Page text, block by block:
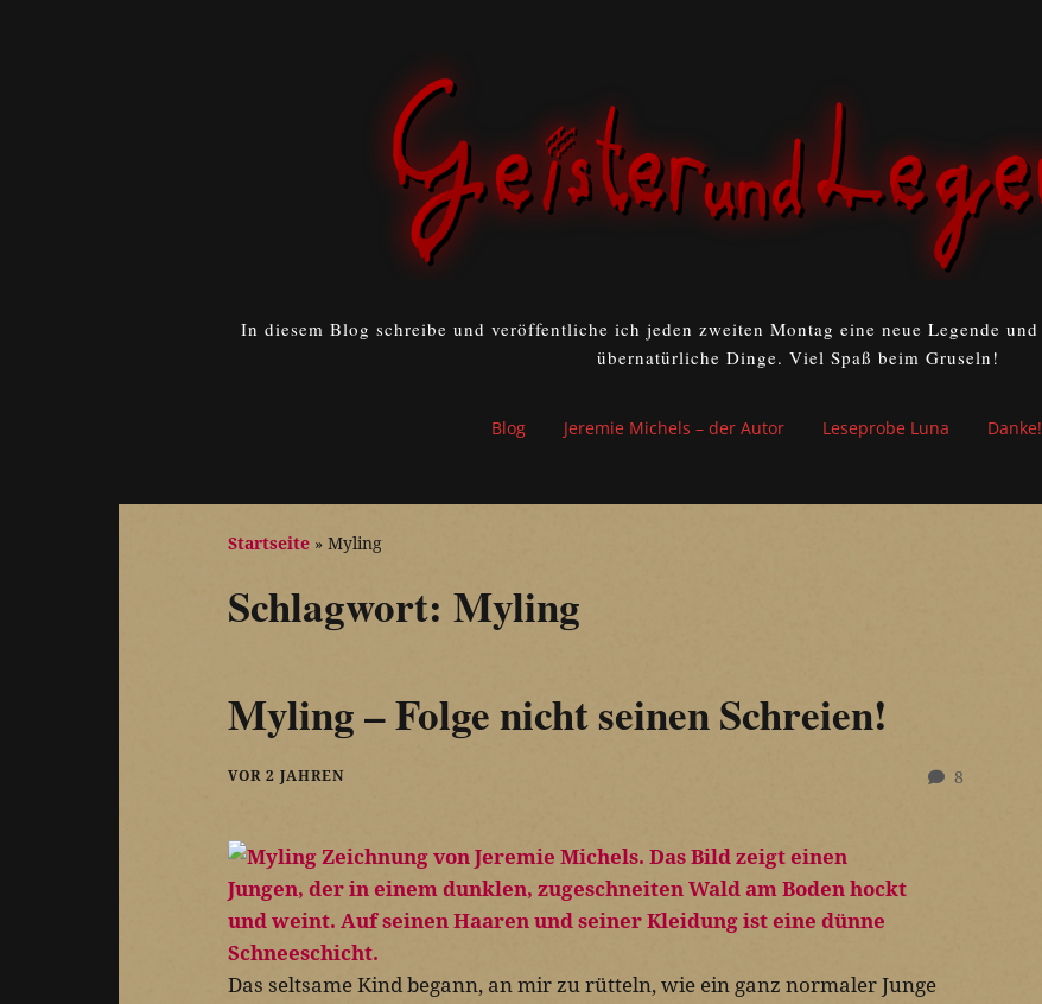
In diesem Blog schreibe und veröffentliche ich jeden zweiten Montag eine neue Legende
übernatürliche Dinge. Viel Spaß beim Gruseln!
Blog Jeremie Michels – der Autor Leseprobe Luna Danke!
Startseite » Myling
Schlagwort: Myling
Myling – Folge nicht seinen Schreien!
8
VOR 2 JAHREN
Das seltsame Kind begann, an mir zu rütteln, wie ein ganz normaler Junge